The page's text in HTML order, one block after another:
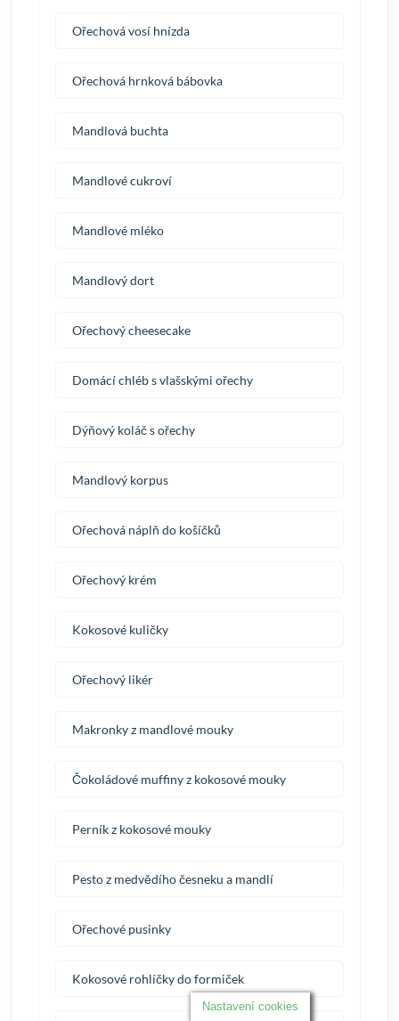
Ořechová vosí hnízda
Ořechová hrnková bábovka
Mandlová buchta
Mandlové cukroví
Mandlové mléko
Mandlový dort
Ořechový cheesecake
Domácí chléb s vlašskými ořechy
Dýňový koláč s ořechy
Mandlový korpus
Ořechová náplň do košíčků
Ořechový krém
Kokosové kuličky
Ořechový likér
Makronky z mandlové mouky
Čokoládové muffiny z kokosové mouky
Perník z kokosové mouky
Pesto z medvědího česneku a mandlí
Ořechové pusinky
Kokosové rohlíčky do formiček
Nastavení cookies